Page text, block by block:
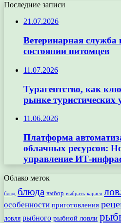
Последние записи
21.07.2026
Ветеринарная служба
состоянии питомцев
11.07.2026
Турагентство, как
рынке туристических
11.06.2026
Платформа
облачных ресурсов:
управление ИТ-
Облако меток
блюд блюда выбор выбрать карася
особенности приготовления
ловля рыбного рыбной ловли